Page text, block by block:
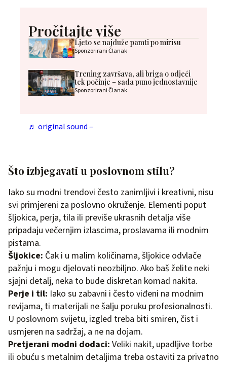
Pročitajte više
Ljeto se najduže pamti po mirisu
Sponzorirani Članak
Trening završava, ali briga o odjeći
tek počinje – sada puno jednostavnije
Sponzorirani Članak
♬ original sound – ‍
Što izbjegavati u poslovnom stilu?
Iako su modni trendovi često zanimljivi i kreativni, nisu
svi primjereni za poslovno okruženje. Elementi poput
šljokica, perja, tila ili previše ukrasnih detalja više
pripadaju večernjim izlascima, proslavama ili modnim
pistama.
Šljokice: Čak i u malim količinama, šljokice odvlače
pažnju i mogu djelovati neozbiljno. Ako baš želite neki
sjajni detalj, neka to bude diskretan komad nakita.
Perje i til: Iako su zabavni i često viđeni na modnim
revijama, ti materijali ne šalju poruku profesionalnosti.
U poslovnom svijetu, izgled treba biti smiren, čist i
usmjeren na sadržaj, a ne na dojam.
Pretjerani modni dodaci: Veliki nakit, upadljive torbe
ili obuću s metalnim detaljima treba ostaviti za privatno